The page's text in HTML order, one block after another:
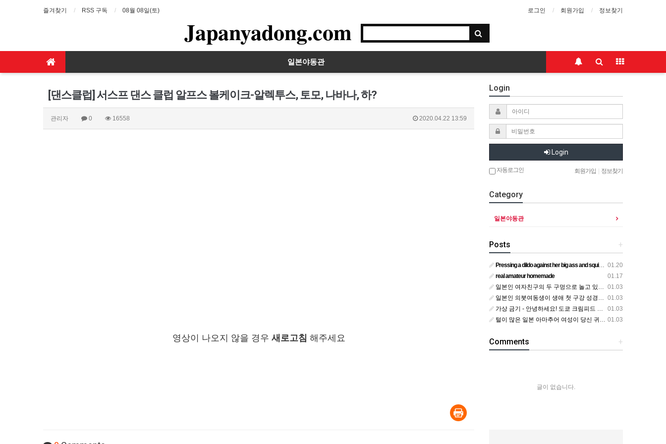
즐겨찾기 RSS 구독 08월 08일(토) 로그인 회원가입 정보찾기
Japanyadong.com
일본야동관
[댄스클럽] 서스프 댄스 클럽 알프스 볼케이크-알렉투스, 토모, 나바나, 하?
관리자 0 16558 2020.04.22 13:59
영상이 나오지 않을 경우 새로고침 해주세요
Login
Login
자동로그인 회원가입 정보찾기
Category
일본야동관
+
Posts
01.20
Pressing a dildo against her big ass and squirting from below
01.17
real amateur homemade
01.03
일본인 여자친구의 두 구멍으로 놀고 있어요
01.03
일본인 의붓여동생이 생애 첫 구강 성경험을 공개하다
01.03
가상 금기 - 안녕하세요! 도쿄 크림피드 시엘에서
01.03
털이 많은 일본 아마추어 여성이 당신 귀에 대고 신음하며 자위합니다. 그녀가 오르가즘에 도달하는 모습을 보세요?
+
Comments
글이 없습니다.